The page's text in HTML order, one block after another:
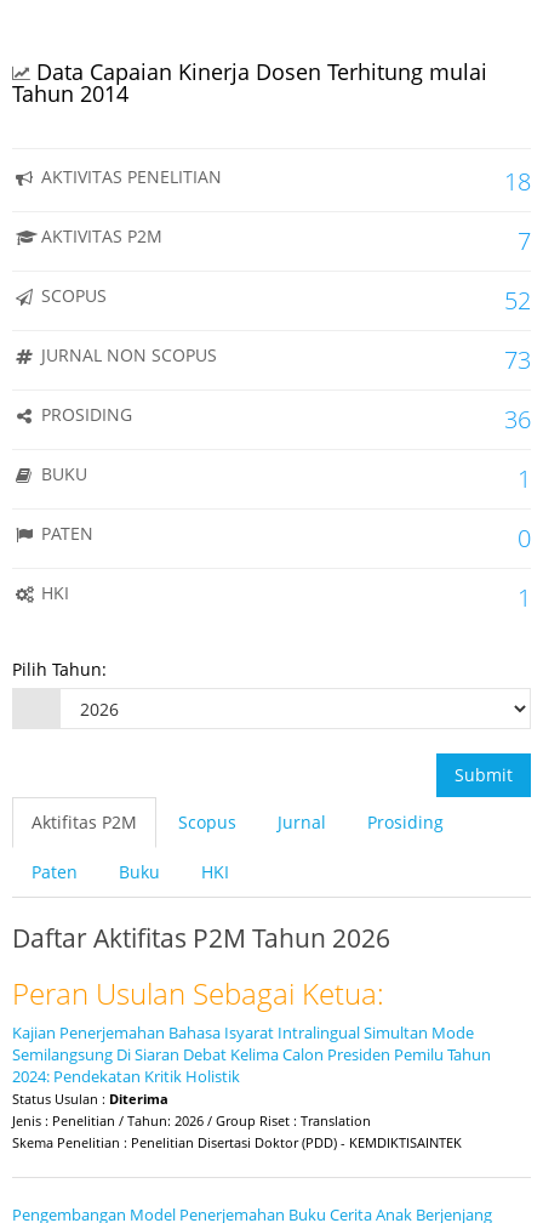
Data Capaian Kinerja Dosen Terhitung mulai
Tahun 2014
AKTIVITAS PENELITIAN 18
AKTIVITAS P2M 7
SCOPUS 52
JURNAL NON SCOPUS 73
PROSIDING 36
BUKU 1
PATEN 0
HKI 1
Pilih Tahun:
Submit
Aktifitas P2M Scopus Jurnal Prosiding
Paten Buku HKI
Daftar Aktifitas P2M Tahun 2026
Peran Usulan Sebagai Ketua:
Kajian Penerjemahan Bahasa Isyarat Intralingual Simultan Mode
Semilangsung Di Siaran Debat Kelima Calon Presiden Pemilu Tahun
2024: Pendekatan Kritik Holistik
Status Usulan : Diterima
Jenis : Penelitian / Tahun: 2026 / Group Riset : Translation
Skema Penelitian : Penelitian Disertasi Doktor (PDD) - KEMDIKTISAINTEK
Pengembangan Model Penerjemahan Buku Cerita Anak Berjenjang